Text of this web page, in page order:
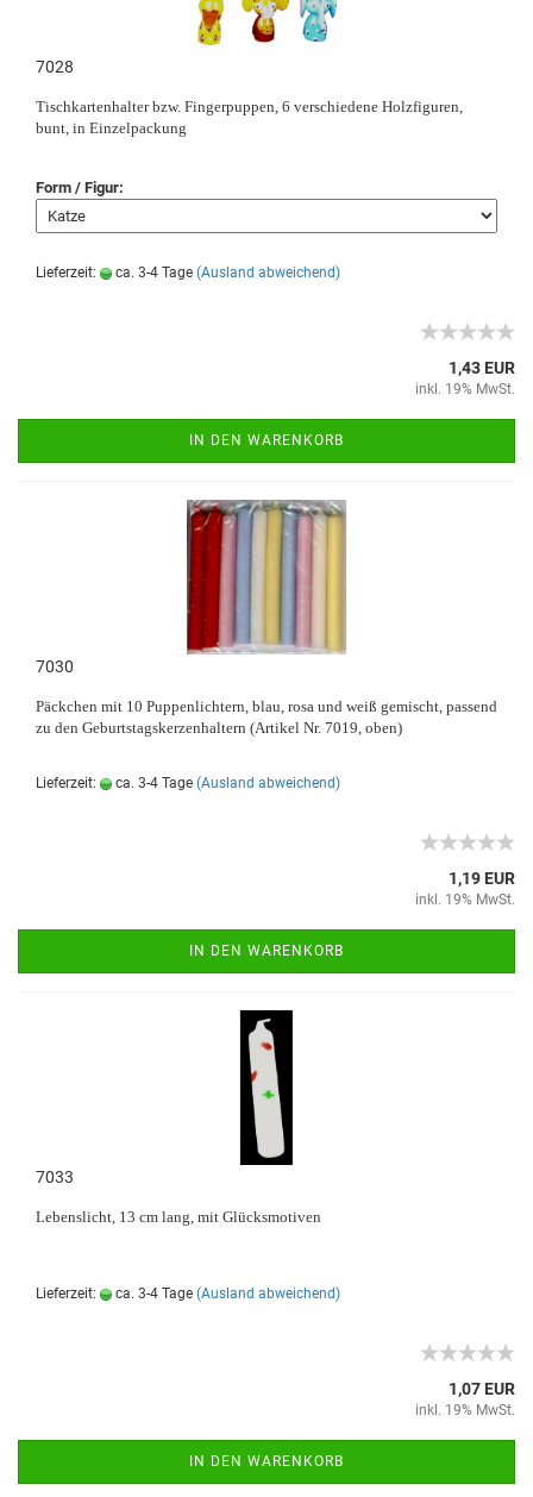
7028
Tischkartenhalter bzw. Fingerpuppen, 6 verschiedene Holzfiguren,
bunt, in Einzelpackung
Form / Figur:
Lieferzeit: ca. 3-4 Tage (Ausland abweichend)
1,43 EUR
inkl. 19% MwSt.
IN DEN WARENKORB
7030
Päckchen mit 10 Puppenlichtern, blau, rosa und weiß gemischt, passend
zu den Geburtstagskerzenhaltern (Artikel Nr. 7019, oben)
Lieferzeit: ca. 3-4 Tage (Ausland abweichend)
1,19 EUR
inkl. 19% MwSt.
IN DEN WARENKORB
7033
Lebenslicht, 13 cm lang, mit Glücksmotiven
Lieferzeit: ca. 3-4 Tage (Ausland abweichend)
1,07 EUR
inkl. 19% MwSt.
IN DEN WARENKORB